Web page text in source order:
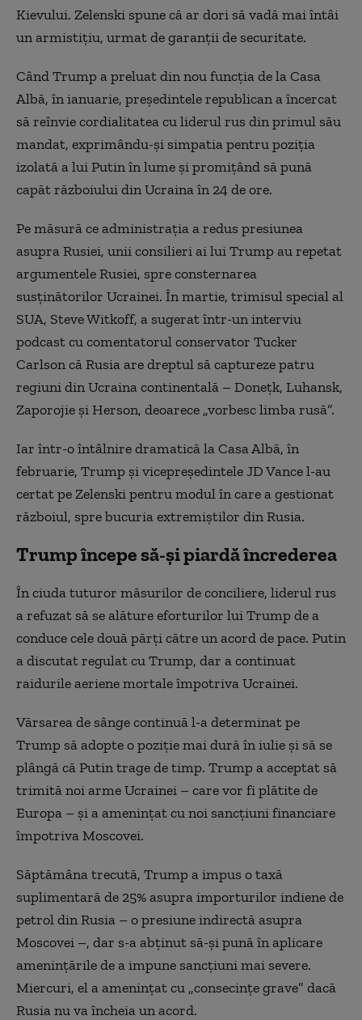
Kievului. Zelenski spune că ar dori să vadă mai întâi
un armistiţiu, urmat de garanţii de securitate.
Când Trump a preluat din nou funcţia de la Casa
Albă, în ianuarie, preşedintele republican a încercat
să reînvie cordialitatea cu liderul rus din primul său
mandat, exprimându-şi simpatia pentru poziţia
izolată a lui Putin în lume şi promiţând să pună
capăt războiului din Ucraina în 24 de ore.
Pe măsură ce administraţia a redus presiunea
asupra Rusiei, unii consilieri ai lui Trump au repetat
argumentele Rusiei, spre consternarea
susţinătorilor Ucrainei. În martie, trimisul special al
SUA, Steve Witkoff, a sugerat într-un interviu
podcast cu comentatorul conservator Tucker
Carlson că Rusia are dreptul să captureze patru
regiuni din Ucraina continentală – Doneţk, Luhansk,
Zaporojie şi Herson, deoarece „vorbesc limba rusă”.
Iar într-o întâlnire dramatică la Casa Albă, în
februarie, Trump şi vicepreşedintele JD Vance l-au
certat pe Zelenski pentru modul în care a gestionat
războiul, spre bucuria extremiştilor din Rusia.
Trump începe să-și piardă încrederea
În ciuda tuturor măsurilor de conciliere, liderul rus
a refuzat să se alăture eforturilor lui Trump de a
conduce cele două părţi către un acord de pace. Putin
a discutat regulat cu Trump, dar a continuat
raidurile aeriene mortale împotriva Ucrainei.
Vărsarea de sânge continuă l-a determinat pe
Trump să adopte o poziţie mai dură în iulie şi să se
plângă că Putin trage de timp. Trump a acceptat să
trimită noi arme Ucrainei – care vor fi plătite de
Europa – şi a ameninţat cu noi sancţiuni financiare
împotriva Moscovei.
Săptămâna trecută, Trump a impus o taxă
suplimentară de 25% asupra importurilor indiene de
petrol din Rusia – o presiune indirectă asupra
Moscovei –, dar s-a abţinut să-şi pună în aplicare
ameninţările de a impune sancţiuni mai severe.
Miercuri, el a ameninţat cu „consecinţe grave” dacă
Rusia nu va încheia un acord.